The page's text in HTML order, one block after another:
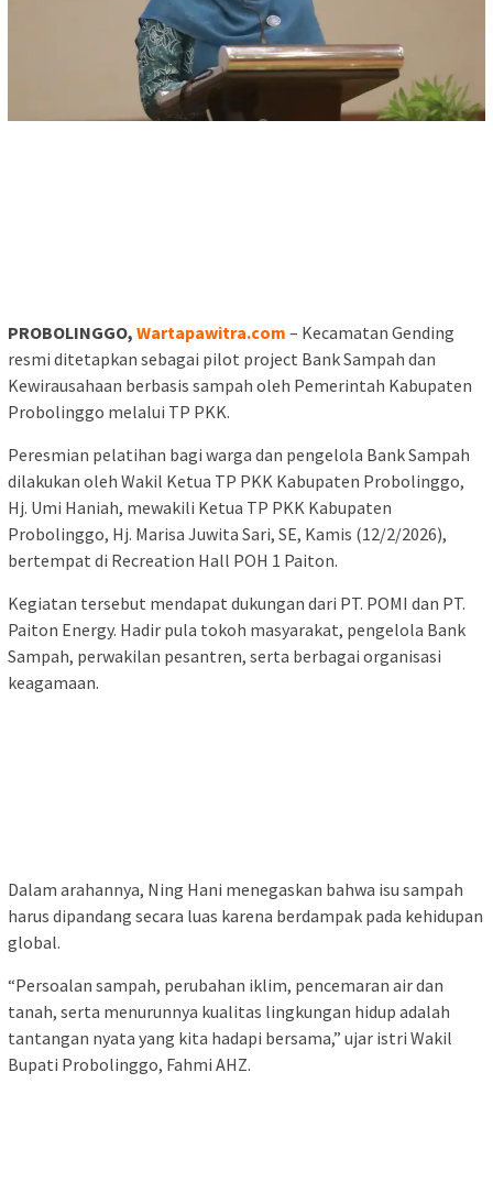
PROBOLINGGO, Wartapawitra.com – Kecamatan Gending
resmi ditetapkan sebagai pilot project Bank Sampah dan
Kewirausahaan berbasis sampah oleh Pemerintah Kabupaten
Probolinggo melalui TP PKK.
Peresmian pelatihan bagi warga dan pengelola Bank Sampah
dilakukan oleh Wakil Ketua TP PKK Kabupaten Probolinggo,
Hj. Umi Haniah, mewakili Ketua TP PKK Kabupaten
Probolinggo, Hj. Marisa Juwita Sari, SE, Kamis (12/2/2026),
bertempat di Recreation Hall POH 1 Paiton.
Kegiatan tersebut mendapat dukungan dari PT. POMI dan PT.
Paiton Energy. Hadir pula tokoh masyarakat, pengelola Bank
Sampah, perwakilan pesantren, serta berbagai organisasi
keagamaan.
Dalam arahannya, Ning Hani menegaskan bahwa isu sampah
harus dipandang secara luas karena berdampak pada kehidupan
global.
“Persoalan sampah, perubahan iklim, pencemaran air dan
tanah, serta menurunnya kualitas lingkungan hidup adalah
tantangan nyata yang kita hadapi bersama,” ujar istri Wakil
Bupati Probolinggo, Fahmi AHZ.